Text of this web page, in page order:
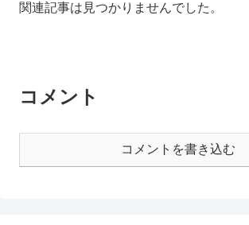
関連記事は見つかりませんでした。
コメント
コメントを書き込む